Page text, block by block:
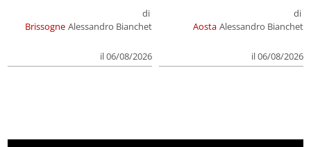
Brissogne
di
Alessandro Bianchet
il 06/08/2026
Aosta
di
Alessandro Bianchet
il 06/08/2026